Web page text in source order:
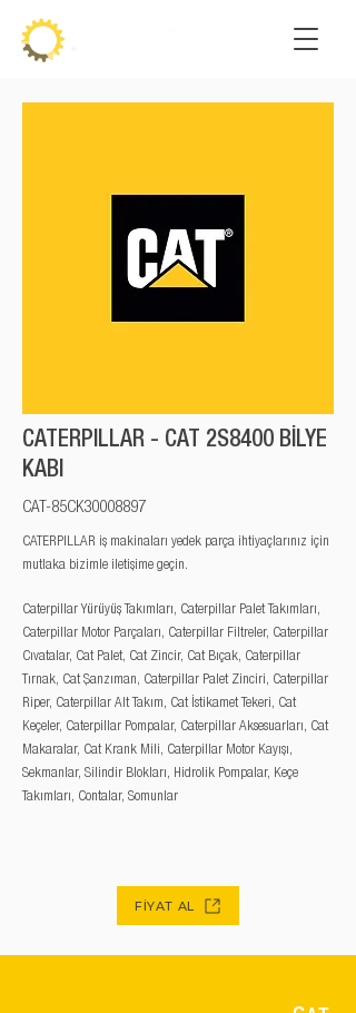
CATERPILLAR - CAT 2S8400 BİLYE
KABI
CAT-85CK30008897
CATERPILLAR iş makinaları yedek parça ihtiyaçlarınız için
mutlaka bizimle iletişime geçin.
Caterpillar Yürüyüş Takımları, Caterpillar Palet Takımları,
Caterpillar Motor Parçaları, Caterpillar Filtreler, Caterpillar
Cıvatalar, Cat Palet, Cat Zincir, Cat Bıçak, Caterpillar
Tırnak, Cat Şanzıman, Caterpillar Palet Zinciri, Caterpillar
Riper, Caterpillar Alt Takım, Cat İstikamet Tekeri, Cat
Keçeler, Caterpillar Pompalar, Caterpillar Aksesuarları, Cat
Makaralar, Cat Krank Mili, Caterpillar Motor Kayışı,
Sekmanlar, Silindir Blokları, Hidrolik Pompalar, Keçe
Takımları, Contalar, Somunlar
FİYAT AL